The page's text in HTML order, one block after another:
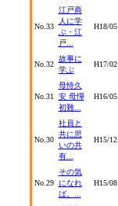
No.33
江戸商
人に学
ぶ・江
戸...
H18/05
No.32
故事に
学ぶ
H17/02
No.31
母恃久
安 母憚
初難...
H16/05
No.30
社員と
共に思
いの共
有...
H15/12
No.29
その気
になれ
ば。...
H15/08